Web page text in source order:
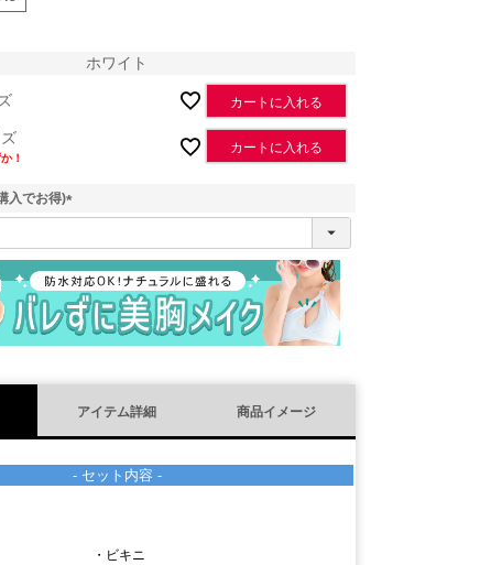
ホワイト
カートに入れる
！
カートに入れる
入でお得)
(
須
)
アイテム詳細 商品イメージ
- セット内容 -
・ビキニ